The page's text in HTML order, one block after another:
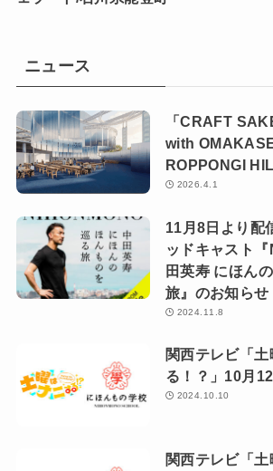
ニュース
「CRAFT
with
ROPPONGI
2026.4.1
11月8日より配
ッドキャスト
田英寿 にほん
旅』のお知らせ
2024.11.8
関西テレビ「
る！？」10月
2024.10.10
関西テレビ「